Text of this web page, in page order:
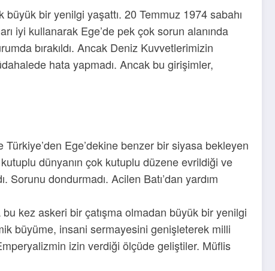
bir yenilgi yaşattı. 20 Temmuz 1974 sabahı
iyi kullanarak Ege’de pek çok sorun alanında
bırakıldı. Ancak Deniz Kuvvetlerimizin
hata yapmadı. Ancak bu girişimler,
Ege’dekine benzer bir siyasa bekleyen
dünyanın çok kutuplu düzene evrildiği ve
dondurmadı. Acilen Batı’dan yardım
kez askeri bir çatışma olmadan büyük bir yenilgi
büyüme, insani sermayesini genişleterek milli
izin verdiği ölçüde geliştiler. Müflis